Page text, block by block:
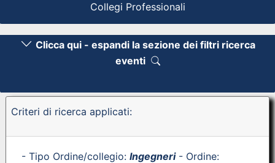
Collegi Professionali
Clicca qui - espandi la sezione dei filtri ricerca
eventi
Criteri di ricerca applicati:
- Tipo Ordine/collegio: Ingegneri- Ordine: